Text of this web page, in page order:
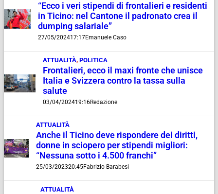
“Ecco i veri stipendi di frontalieri e residenti
in Ticino: nel Cantone il padronato crea il
dumping salariale”
27/05/202417:17Emanuele Caso
ATTUALITÀ,POLITICA
Frontalieri, ecco il maxi fronte che unisce
Italia e Svizzera contro la tassa sulla
salute
03/04/202419:16Redazione
ATTUALITÀ
Anche il Ticino deve rispondere dei diritti,
donne in sciopero per stipendi migliori:
“Nessuna sotto i 4.500 franchi”
25/03/202320:45Fabrizio Barabesi
ATTUALITÀ